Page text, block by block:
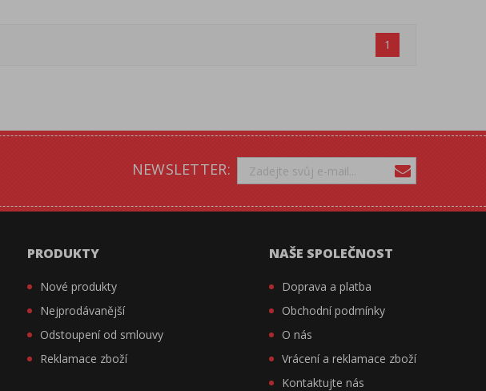
1
NEWSLETTER:
PRODUKTY
Nové produkty
Nejprodávanější
Odstoupení od smlouvy
Reklamace zboží
NAŠE SPOLEČNOST
Doprava a platba
Obchodní podmínky
O nás
Vrácení a reklamace zboží
Kontaktujte nás